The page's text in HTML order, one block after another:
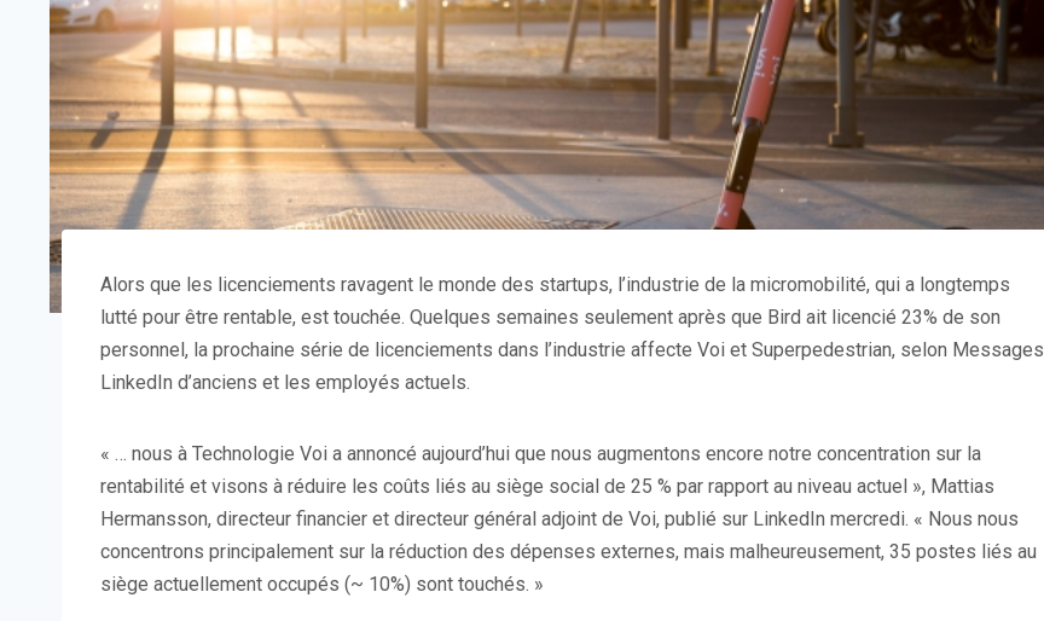
Alors que les licenciements ravagent le monde des startups, l’industrie de la micromobilité, qui a longtemps
lutté pour être rentable, est touchée. Quelques semaines seulement après que Bird ait licencié 23% de son
personnel, la prochaine série de licenciements dans l’industrie affecte Voi et Superpedestrian, selon Messages
LinkedIn d’anciens et les employés actuels.
« … nous à Technologie Voi a annoncé aujourd’hui que nous augmentons encore notre concentration sur la
rentabilité et visons à réduire les coûts liés au siège social de 25 % par rapport au niveau actuel », Mattias
Hermansson, directeur financier et directeur général adjoint de Voi, publié sur LinkedIn mercredi. « Nous nous
concentrons principalement sur la réduction des dépenses externes, mais malheureusement, 35 postes liés au
siège actuellement occupés (~ 10%) sont touchés. »